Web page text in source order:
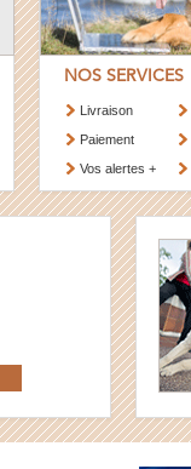
NOS SERVICES
Livraison
Paiement
Vos alertes +